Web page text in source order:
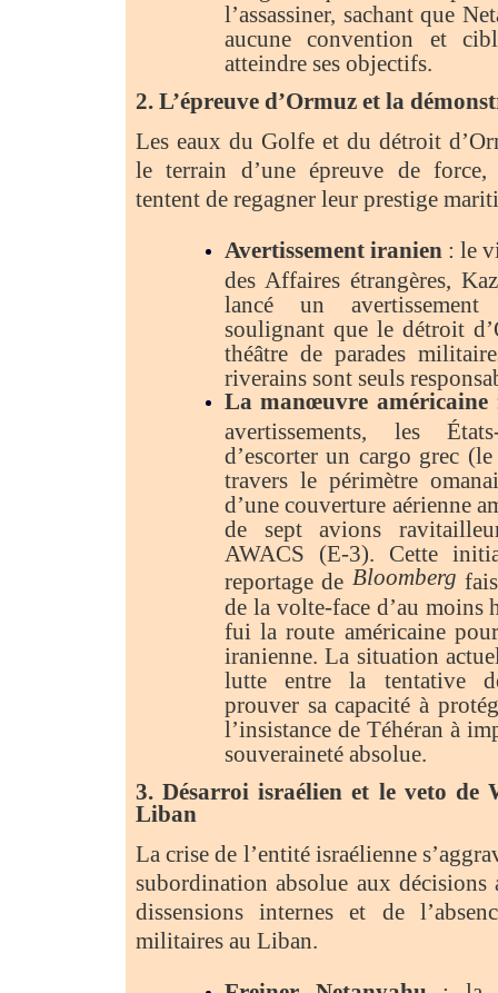
l’assassiner, sachant que
aucune convention et
atteindre ses objectifs.
2. L’épreuve d’Ormuz et la
Les eaux du Golfe et du détroit
le terrain d’une épreuve de
tentent de regagner leur prestige
Avertissement iranien : le
des Affaires étrangères,
lancé un avertissement
soulignant que le détroit
théâtre de parades
riverains sont seuls
La manœuvre américaine
avertissements, les
d’escorter un cargo grec
travers le périmètre
d’une couverture aérienne
de sept avions
AWACS (E-3). Cette
reportage de Bloomberg
de la volte-face d’au moins
fui la route américaine
iranienne. La situation
lutte entre la tentative
prouver sa capacité à
l’insistance de Téhéran à
souveraineté absolue.
3. Désarroi israélien et le veto de
Liban
La crise de l’entité israélienne
subordination absolue aux décisions
dissensions internes et de
militaires au Liban.